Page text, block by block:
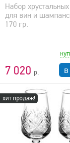
Набор
для вин и
170 гр.
7 020
хит продаж!